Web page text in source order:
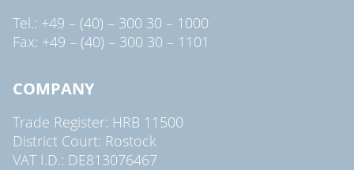
Tel.: +49 – (40) – 300 30 – 1000
Fax: +49 – (40) – 300 30 – 1101
COMPANY
Trade Register: HRB 11500
District Court: Rostock
VAT I.D.: DE813076467